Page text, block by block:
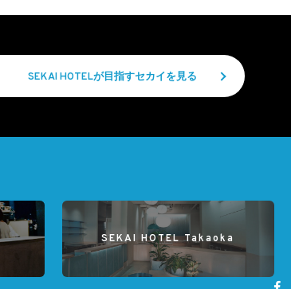
SEKAI HOTELが目指すセカイを見る
SEKAI HOTEL Takaoka